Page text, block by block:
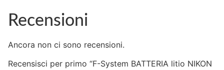
Recensioni
Ancora non ci sono recensioni.
Recensisci per primo “F-System BATTERIA litio NIKON